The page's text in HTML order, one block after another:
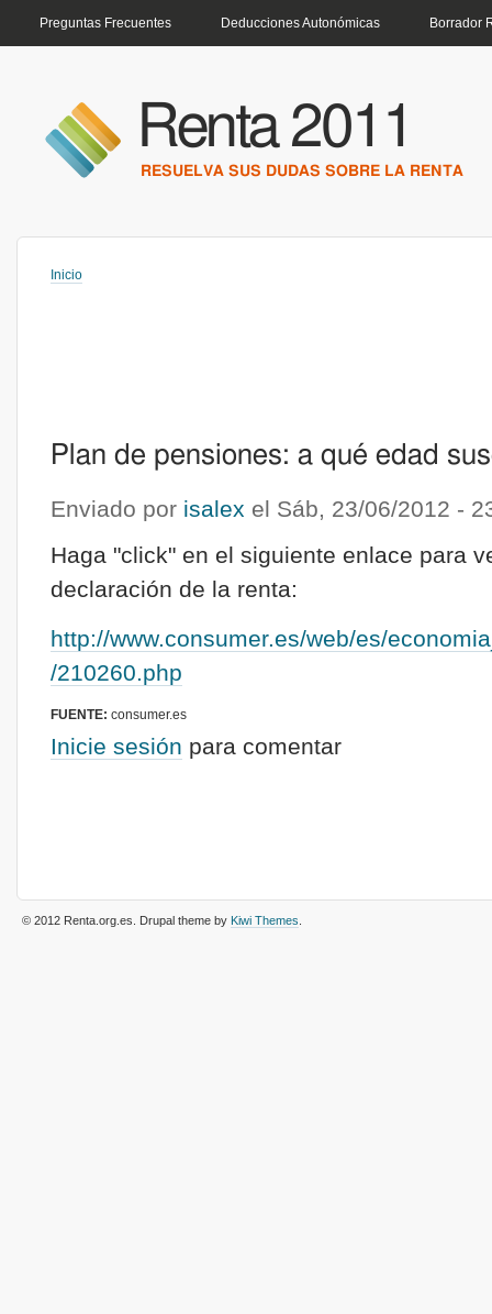
Preguntas Frecuentes Deducciones Autonómicas Borrador
Renta 2011
RESUELVA SUS DUDAS SOBRE LA RENTA
Usted está aquí
Inicio
Plan de pensiones: a qué edad
Enviado por isalex el Sáb, 23/06/2012 -
Haga "click" en el siguiente enlace para
declaración de la renta:
http://www.consumer.es/web/es/
/210260.php
FUENTE: consumer.es
Inicie sesión para comentar
© 2012 Renta.org.es . Drupal theme by Kiwi Themes